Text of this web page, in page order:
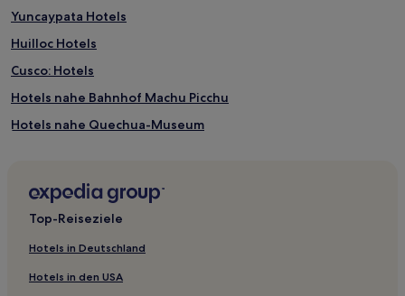
Yuncaypata Hotels
Huilloc Hotels
Cusco: Hotels
Hotels nahe Bahnhof Machu Picchu
Hotels nahe Quechua-Museum
Hotels nahe Museo Inka
Hotels nahe Cerro Sacro
Top-Reiseziele
Hotels in Deutschland
Hotels in den USA